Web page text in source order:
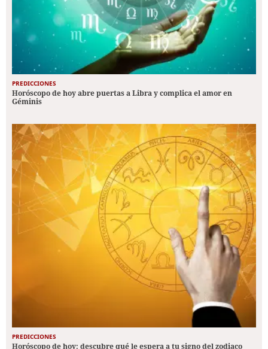
PREDICCIONES
Horóscopo de hoy abre puertas a Libra y complica el amor en
Géminis
PREDICCIONES
Horóscopo de hoy: descubre qué le espera a tu signo del zodiaco